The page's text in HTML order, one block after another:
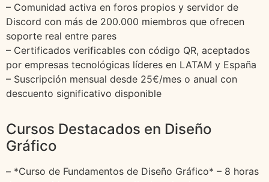
– Comunidad activa en foros propios y servidor de
Discord con más de 200.000 miembros que ofrecen
soporte real entre pares
– Certificados verificables con código QR, aceptados
por empresas tecnológicas líderes en LATAM y España
– Suscripción mensual desde 25€/mes o anual con
descuento significativo disponible
Cursos Destacados en Diseño
Gráfico
– *Curso de Fundamentos de Diseño Gráfico* – 8 horas